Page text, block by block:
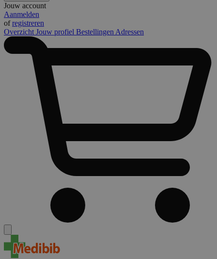
Jouw account
Aanmelden
ofregistreren
Overzicht Jouw profiel Bestellingen Adressen